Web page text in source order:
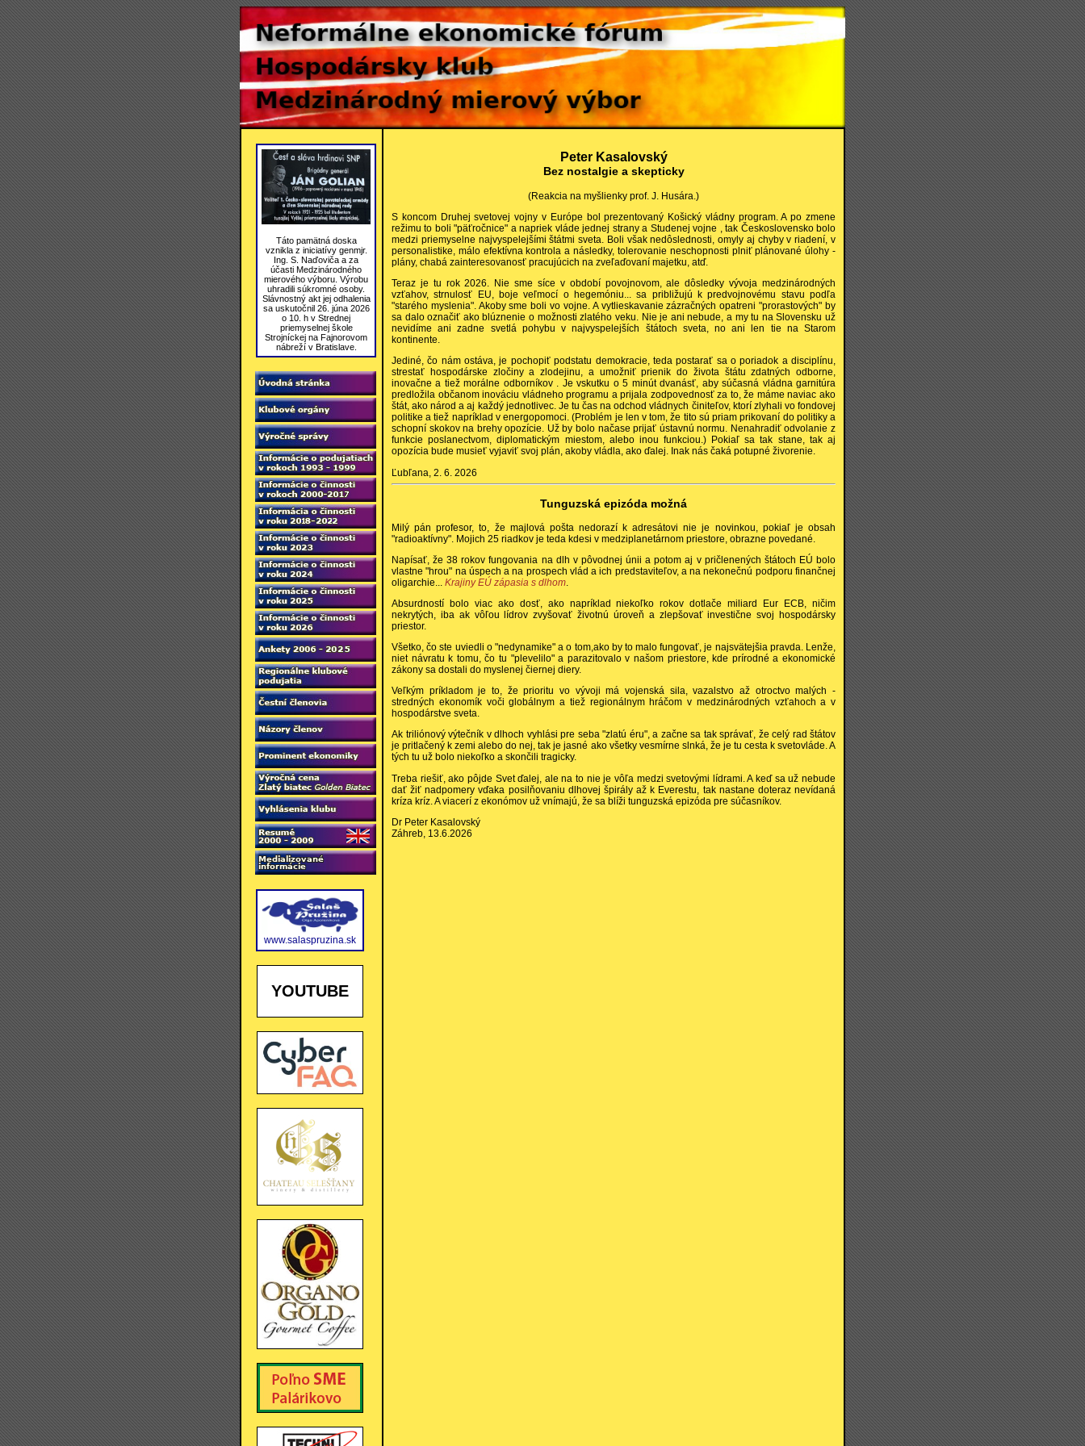
Táto pamätná doska
vznikla z iniciatívy genmjr.
Ing. S. Naďoviča a za
účasti Medzinárodného
mierového výboru. Výrobu
uhradili súkromné osoby.
Slávnostný akt jej odhalenia
sa uskutočnil 26. júna 2026
o 10. h v Strednej
priemyselnej škole
Strojníckej na Fajnorovom
nábreží v Bratislave.
www.salaspruzina.sk
YOUTUBE
Peter Kasalovský
Bez nostalgie a skepticky
(Reakcia na myšlienky prof. J. Husára.)
S koncom Druhej svetovej vojny v Európe bol prezentovaný Košický vládny program. A po zmene
režimu to boli "päťročnice" a napriek vláde jednej strany a Studenej vojne , tak Československo bolo
medzi priemyselne najvyspelejšími štátmi sveta. Boli však nedôslednosti, omyly aj chyby v riadení, v
personalistike, málo efektívna kontrola a následky, tolerovanie neschopnosti plniť plánované úlohy -
plány, chabá zainteresovanosť pracujúcich na zveľaďovaní majetku, atď.
Teraz je tu rok 2026. Nie sme síce v období povojnovom, ale dôsledky vývoja medzinárodných
vzťahov, strnulosť EU, boje veľmocí o hegemóniu... sa približujú k predvojnovému stavu podľa
"starého myslenia". Akoby sme boli vo vojne. A vytlieskavanie zázračných opatreni "prorastových" by
sa dalo označiť ako blúznenie o možnosti zlatého veku. Nie je ani nebude, a my tu na Slovensku už
nevidíme ani zadne svetlá pohybu v najvyspelejších štátoch sveta, no ani len tie na Starom
kontinente.
Jediné, čo nám ostáva, je pochopiť podstatu demokracie, teda postarať sa o poriadok a disciplínu,
strestať hospodárske zločiny a zlodejinu, a umožniť prienik do života štátu zdatných odborne,
inovačne a tiež morálne odborníkov . Je vskutku o 5 minút dvanásť, aby súčasná vládna garnitúra
predložila občanom inováciu vládneho programu a prijala zodpovednosť za to, že máme naviac ako
štát, ako národ a aj každý jednotlivec. Je tu čas na odchod vládnych činiteľov, ktorí zlyhali vo fondovej
politike a tiež napríklad v energopomoci. (Problém je len v tom, že tito sú priam prikovaní do politiky a
schopní skokov na brehy opozície. Už by bolo načase prijať ústavnú normu. Nenahradiť odvolanie z
funkcie poslanectvom, diplomatickým miestom, alebo inou funkciou.) Pokiaľ sa tak stane, tak aj
opozícia bude musieť vyjaviť svoj plán, akoby vládla, ako ďalej. Inak nás čaká potupné živorenie.
Ľubľana, 2. 6. 2026
Tunguzská epizóda možná
Milý pán profesor, to, že majlová pošta nedorazí k adresátovi nie je novinkou, pokiaľ je obsah
"radioaktívny". Mojich 25 riadkov je teda kdesi v medziplanetárnom priestore, obrazne povedané.
Napísať, že 38 rokov fungovania na dlh v pôvodnej únii a potom aj v pričlenených štátoch EÚ bolo
vlastne "hrou" na úspech a na prospech vlád a ich predstaviteľov, a na nekonečnú podporu finančnej
oligarchie... Krajiny EÚ zápasia s dlhom.
Absurdností bolo viac ako dosť, ako napríklad niekoľko rokov dotlače miliard Eur ECB, ničim
nekrytých, iba ak vôľou lídrov zvyšovať životnú úroveň a zlepšovať investične svoj hospodársky
priestor.
Všetko, čo ste uviedli o "nedynamike" a o tom,ako by to malo fungovať, je najsvätejšia pravda. Lenže,
niet návratu k tomu, čo tu "plevelilo" a parazitovalo v našom priestore, kde prírodné a ekonomické
zákony sa dostali do myslenej čiernej diery.
Veľkým príkladom je to, že prioritu vo vývoji má vojenská sila, vazalstvo až otroctvo malých -
stredných ekonomík voči globálnym a tiež regionálnym hráčom v medzinárodných vzťahoch a v
hospodárstve sveta.
Ak triliónový výtečník v dlhoch vyhlási pre seba "zlatú éru", a začne sa tak správať, že celý rad štátov
je pritlačený k zemi alebo do nej, tak je jasné ako všetky vesmírne slnká, že je tu cesta k svetovláde. A
tých tu už bolo niekoľko a skončili tragicky.
Treba riešiť, ako pôjde Svet ďalej, ale na to nie je vôľa medzi svetovými lídrami. A keď sa už nebude
dať žiť nadpomery vďaka posilňovaniu dlhovej špirály až k Everestu, tak nastane doteraz nevídaná
kríza kríz. A viacerí z ekonómov už vnímajú, že sa blíži tunguzská epizóda pre súčasníkov.
Dr Peter Kasalovský
Záhreb, 13.6.2026